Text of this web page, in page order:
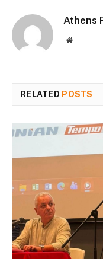
Athens
Website
RELATED POSTS